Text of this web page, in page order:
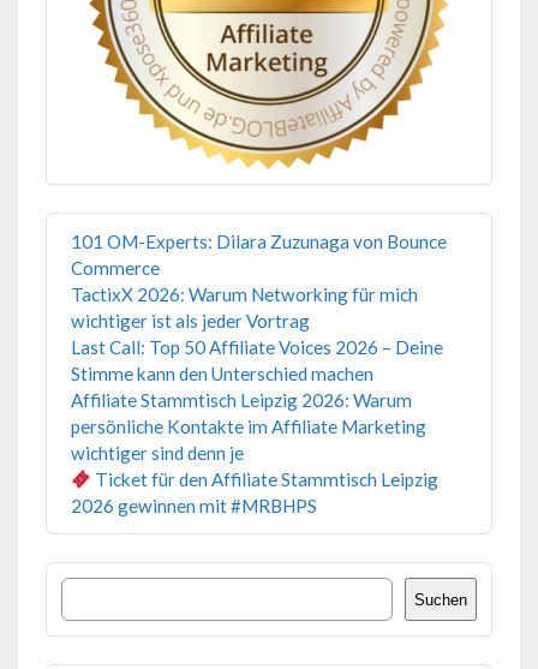
101 OM-Experts: Dilara Zuzunaga von Bounce
Commerce
TactixX 2026: Warum Networking für mich
wichtiger ist als jeder Vortrag
Last Call: Top 50 Affiliate Voices 2026 – Deine
Stimme kann den Unterschied machen
Affiliate Stammtisch Leipzig 2026: Warum
persönliche Kontakte im Affiliate Marketing
wichtiger sind denn je
Ticket für den Affiliate Stammtisch Leipzig
2026 gewinnen mit #MRBHPS
Suchen
Suchen